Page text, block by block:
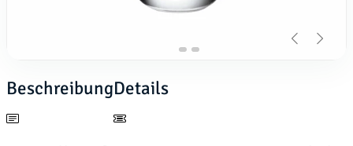
BeschreibungDetails